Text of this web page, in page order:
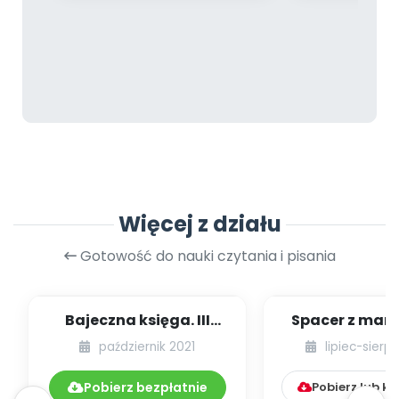
Więcej z działu
Gotowość do nauki czytania i pisania
Bajeczna księga. III
edycja projektu
czytelniczego
październik 2021
Pobierz bezpłatnie
Spacer z
lipiec-
Pobierz lub